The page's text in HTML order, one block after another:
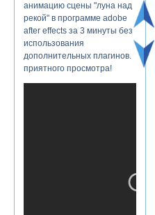
анимацию сцены "луна над
рекой" в программе adobe
after effects за 3 минуты без
использования
дополнительных плагинов.
приятного просмотра!